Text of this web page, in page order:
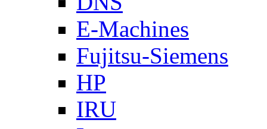
E-Machines
Fujitsu-Siemens
HP
IRU